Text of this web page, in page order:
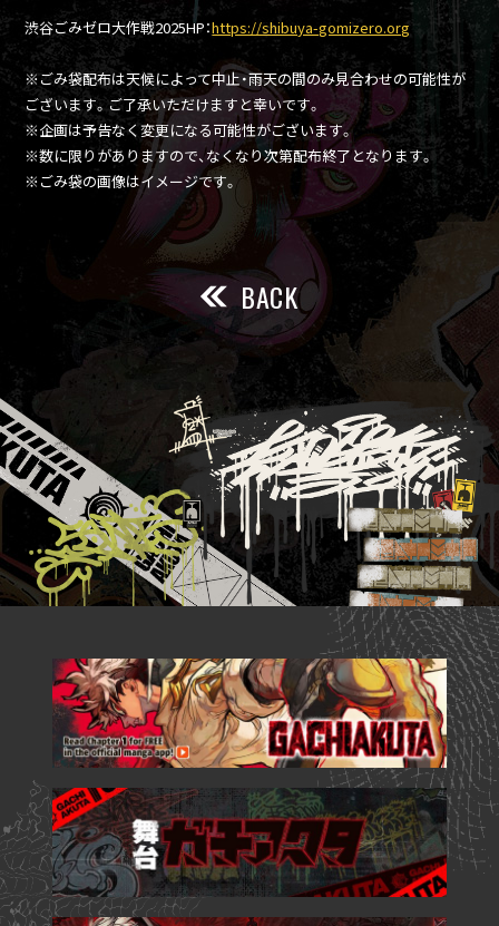
渋谷ごみゼロ大作戦2025HP：https://shibuya-gomizero.org
※ごみ袋配布は天候によって中止・雨天の間のみ見合わせの可能性が
ございます。ご了承いただけますと幸いです。
※企画は予告なく変更になる可能性がございます。
※数に限りがありますので、なくなり次第配布終了となります。
※ごみ袋の画像はイメージです。
BACK